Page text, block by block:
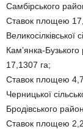
Самбірського
Ставок площею
Кам’янка-
17,1307 га;
Ставок площею
Черницької
Бродівського
Ставок площею